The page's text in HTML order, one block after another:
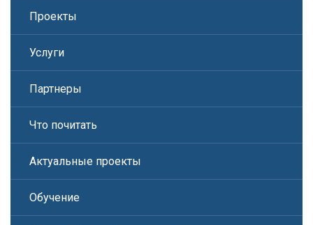
Проекты
Услуги
Партнеры
Что почитать
Актуальные проекты
Обучение